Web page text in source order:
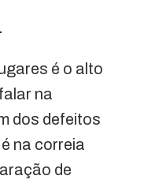
é o alto
na
dos defeitos
na correia
de